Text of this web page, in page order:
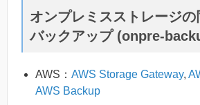
オンプレミスストレージの
バックアップ (onpre-
AWS： AWS Storage Gateway,
AWS Backup